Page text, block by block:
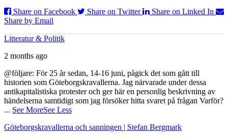
Share on Facebook
Share on Twitter
Share on Linked In
Share by Email
Litteratur & Politik
2 months ago
@följare: För 25 år sedan, 14-16 juni, pågick det som gått till
historien som Göteborgskravallerna. Jag närvarade under dessa
antikapitalistiska protester och ger här en personlig beskrivning av
händelserna samtidigt som jag försöker hitta svaret på frågan Varför?
... See MoreSee Less
Göteborgskravallerna och sanningen | Stefan Bergmark